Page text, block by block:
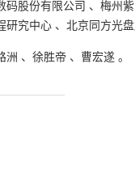
码股份有限公司 、 梅州
研究中心 、 北京同方光
洲 、 徐胜帝 、 曹宏遂 。